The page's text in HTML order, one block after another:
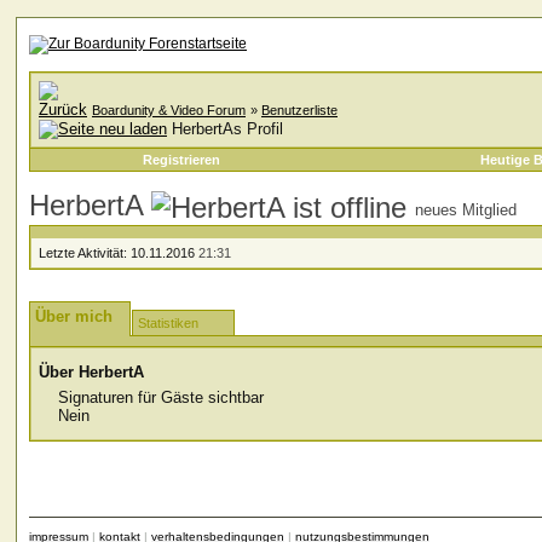
Boardunity & Video Forum » Benutzerliste
HerbertAs Profil
Registrieren Heutige
HerbertA neues Mitglied
Letzte Aktivität: 10.11.2016 21:31
Über mich Statistiken
Über HerbertA
Signaturen für Gäste sichtbar
Nein
impressum | kontakt | verhaltensbedingungen | nutzungsbestimmungen